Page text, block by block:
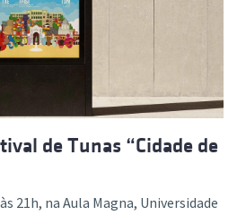
de Tunas “Cidade de
21h, na Aula Magna, Universidade